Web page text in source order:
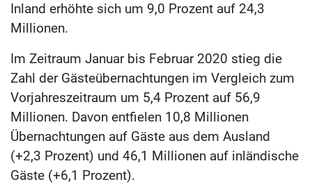
Inland erhöhte sich um 9,0 Prozent auf 24,3
Millionen.
Im Zeitraum Januar bis Februar 2020 stieg die
Zahl der Gästeübernachtungen im Vergleich zum
Vorjahreszeitraum um 5,4 Prozent auf 56,9
Millionen. Davon entfielen 10,8 Millionen
Übernachtungen auf Gäste aus dem Ausland
(+2,3 Prozent) und 46,1 Millionen auf inländische
Gäste (+6,1 Prozent).